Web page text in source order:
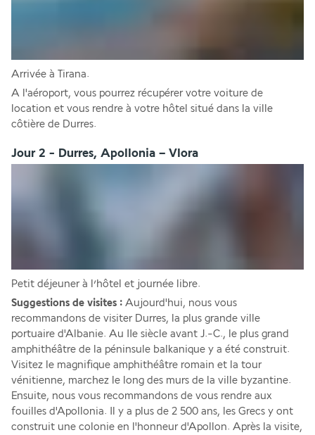
Arrivée à Tirana.
A l'aéroport, vous pourrez récupérer votre voiture de
location et vous rendre à votre hôtel situé dans la ville
côtière de Durres.
Jour 2 - Durres, Apollonia – Vlora
Petit déjeuner à l’hôtel et journée libre.
Suggestions de visites : Aujourd'hui, nous vous
recommandons de visiter Durres, la plus grande ville
portuaire d'Albanie. Au IIe siècle avant J.-C., le plus grand
amphithéâtre de la péninsule balkanique y a été construit.
Visitez le magnifique amphithéâtre romain et la tour
vénitienne, marchez le long des murs de la ville byzantine.
Ensuite, nous vous recommandons de vous rendre aux
fouilles d'Apollonia. Il y a plus de 2 500 ans, les Grecs y ont
construit une colonie en l'honneur d'Apollon. Après la visite,